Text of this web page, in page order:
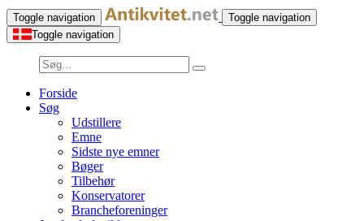
Toggle navigation
Toggle navigation
Toggle navigation
Forside
Søg
Udstillere
Emne
Sidste nye emner
Bøger
Tilbehør
Konservatorer
Brancheforeninger